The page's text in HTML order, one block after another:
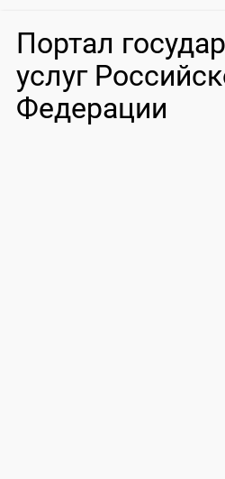
Портал
услуг
Федерации